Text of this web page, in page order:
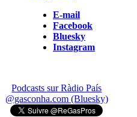
E-mail
Facebook
Bluesky
Instagram
Podcasts sur Ràdio País
@gasconha.com (Bluesky)